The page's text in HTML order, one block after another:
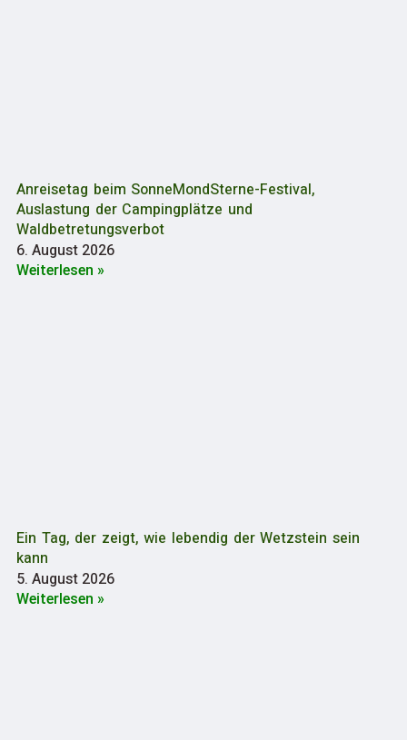
Anreisetag beim SonneMondSterne-Festival,
Auslastung der Campingplätze und
Waldbetretungsverbot
6. August 2026
Weiterlesen »
Ein Tag, der zeigt, wie lebendig der Wetzstein sein
kann
5. August 2026
Weiterlesen »